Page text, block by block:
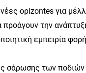
ορizontes για
προάγουν την
εμπειρία
σάρωσης των